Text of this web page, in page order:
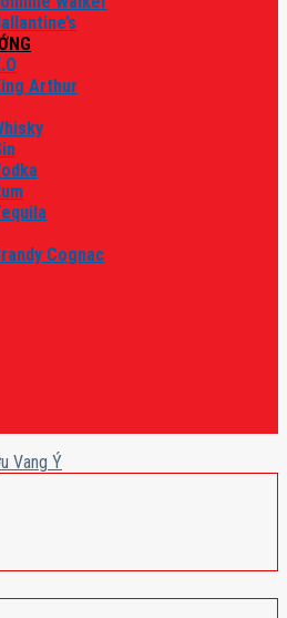
Arthur
Cognac
Vang Ý